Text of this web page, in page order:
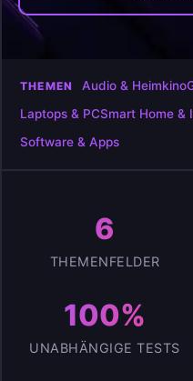
THEMEN Audio & Heimkino
Laptops & PCSmart Home &
Software & Apps
6
THEMENFELDER
100%
UNABHÄNGIGE TESTS